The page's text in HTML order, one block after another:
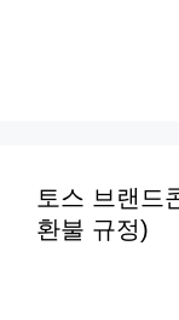
토스 브랜드
환불 규정)